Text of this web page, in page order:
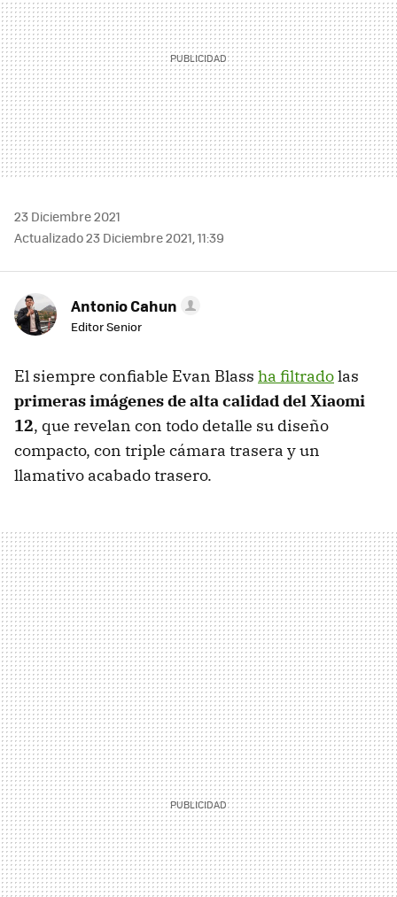
23 Diciembre 2021
Actualizado 23 Diciembre 2021, 11:39
Antonio Cahun
Editor Senior
El siempre confiable Evan Blass ha filtradolas
primeras imágenes de alta calidad del Xiaomi
12, que revelan con todo detalle su diseño
compacto, con triple cámara trasera y un
llamativo acabado trasero.